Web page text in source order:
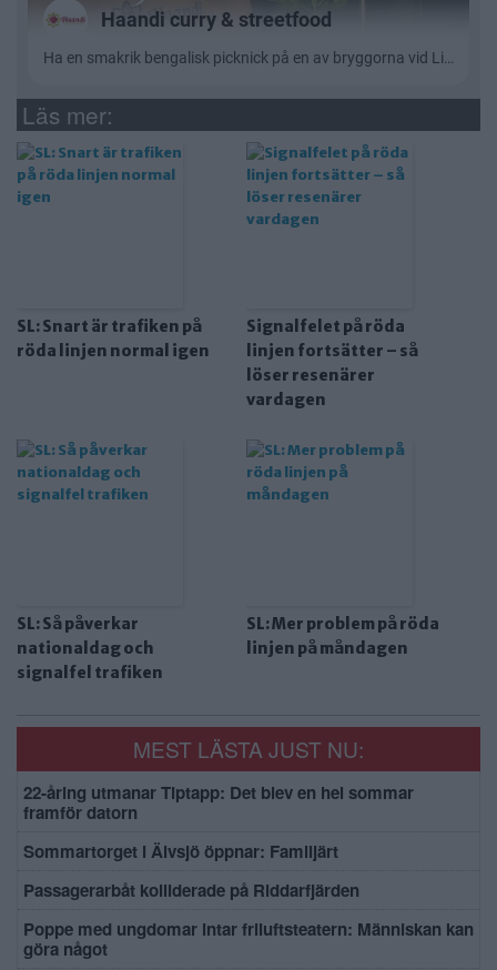
Läs mer:
SL: Snart är trafiken på
röda linjen normal igen
Signalfelet på röda
linjen fortsätter – så
löser resenärer
vardagen
SL: Så påverkar
nationaldag och
signalfel trafiken
SL: Mer problem på röda
linjen på måndagen
MEST LÄSTA JUST NU:
22-åring utmanar Tiptapp: Det blev en hel sommar
framför datorn
Sommartorget i Älvsjö öppnar: Familjärt
Passagerarbåt kolliderade på Riddarfjärden
Poppe med ungdomar intar friluftsteatern: Människan kan
göra något